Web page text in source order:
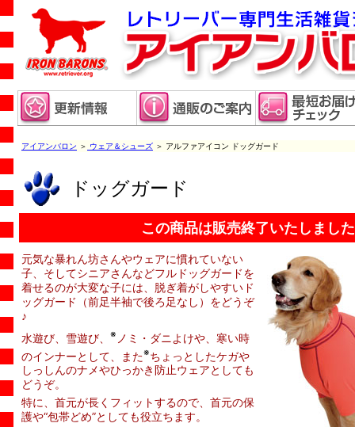
アイアンバロン ＞ ウェア＆シューズ ＞ アルファアイコン ドッグガード
ドッグガード
この商品は販売終了いたしまし
元気な暴れん坊さんやウェアに慣れていない
子、そしてシニアさんなどフルドッグガードを
着せるのが大変な子には、脱ぎ着がしやすいド
ッグガード（前足半袖で後ろ足なし）をどうぞ
♪
水遊び、雪遊び、 ※ ノミ・ダニよけや、寒い時
のインナーとして、また※ちょっとしたケガや
しっしんのナメやひっかき防止ウェアとしても
どうぞ。
特に、首元が長くフィットするので、首元の保
護や“包帯どめ”としても役立ちます。